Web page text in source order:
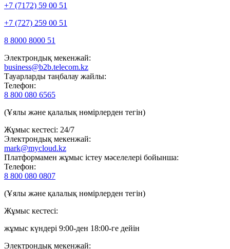
+7 (7172) 59 00 51
+7 (727) 259 00 51
8 8000 8000 51
Электрондық мекенжай:
business@b2b.telecom.kz
Тауарларды таңбалау жайлы:
Телефон:
8 800 080 6565
(Ұялы және қалалық нөмірлерден тегін)
Жұмыс кестесі: 24/7
Электрондық мекенжай:
mark@mycloud.kz
Платформамен жұмыс істеу мәселелері бойынша:
Телефон:
8 800 080 0807
(Ұялы және қалалық нөмірлерден тегін)
Жұмыс кестесі:
жұмыс күндері 9:00-ден 18:00-ге дейін
Электрондық мекенжай: